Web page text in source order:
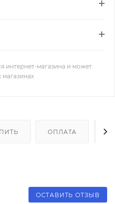
интернет-магазина и может
магазинах
ОПЛАТА
ОСТАВИТЬ ОТЗЫВ